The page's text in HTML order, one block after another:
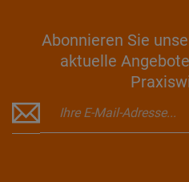
Abonnieren Sie
aktuelle